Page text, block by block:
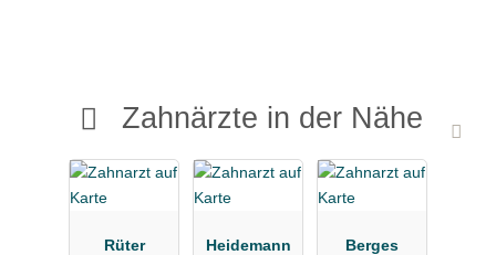
Zahnärzte in der Nähe
Rüter
Heidemann
Berges